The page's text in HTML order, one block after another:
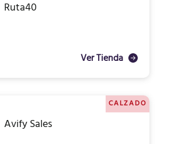
Ruta40
Ver Tienda
CALZADO
Avify Sales